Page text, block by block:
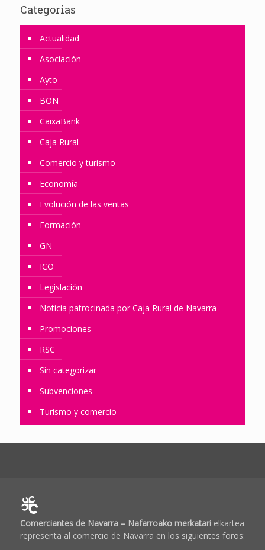
Categorias
Actualidad
Asociación
Ayto
BON
CaixaBank
Caja Rural
Comercio y turismo
Economía
Evolución de las ventas
Formación
GN
ICO
Legislación
Noticia patrocinada por Caja Rural de Navarra
Promociones
RSC
Sin categorizar
Subvenciones
Turismo y comercio
Comerciantes de Navarra – Nafarroako merkatarielkartea
representa al comercio de Navarra en los siguientes foros: